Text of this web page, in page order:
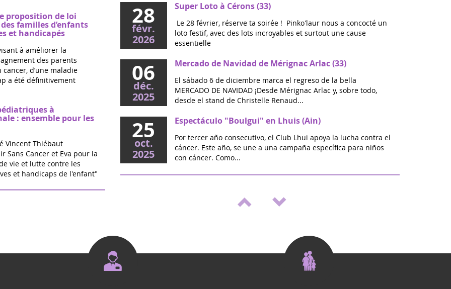
proposition de loi
familles d’enfants
et handicapés
à améliorer la
des parents
cancer, d’une maladie
a été définitivement
à
: ensemble pour les
Vincent Thiébaut
Sans Cancer et Eva pour la
vie et lutte contre les
et handicaps de l'enfant"
par Marie Récalde pour
28
févr.
2026
Super Loto à Cérons (33)
Le 28 février, réserve ta soirée ! Pinko'laur nous a concocté un
loto festif, avec des lots incroyables et surtout une cause
essentielle
06
déc.
2025
Mercado de Navidad de Mérignac Arlac (33)
El sábado 6 de diciembre marca el regreso de la bella
MERCADO DE NAVIDAD ¡Desde Mérignac Arlac y, sobre todo,
desde el stand de Christelle Renaud...
25
oct.
2025
Espectáculo "Boulgui" en Lhuis (Ain)
Por tercer año consecutivo, el Club Lhui apoya la lucha contra el
cáncer. Este año, se une a una campaña específica para niños
con cáncer. Como...
O Source - Salón de bienestar y vitalidad en St Médard
Este año, el comienzo del nuevo año escolar será ZEN: en Saint
16sept.
Encuentro "Septiembre dorado" en St Médard en
Para apoyar la lucha contra los cánceres pediátricos, en
memoria de niños como Eva que nos han dejado, se organiza